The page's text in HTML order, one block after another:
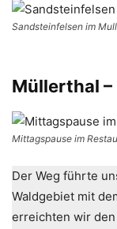
Sandsteinfelsen im
Müllerthal –
Mittagspause im
Der Weg führte
Waldgebiet mit
erreichten wir